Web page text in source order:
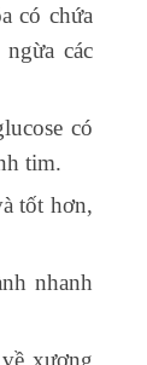
có chứa
các
có
tim.
tốt hơn,
nhanh
xương